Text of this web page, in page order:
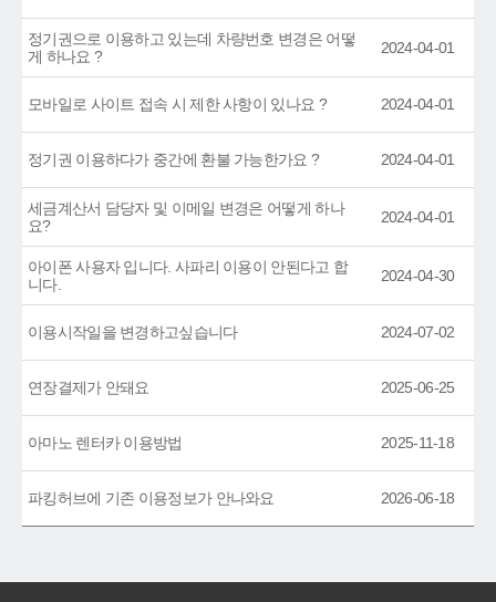
정기권으로 이용하고 있는데 차량번호 변경은 어떻
게 하나요 ?
2024-04-01
모바일로 사이트 접속 시 제한 사항이 있나요 ? 2024-04-01
정기권 이용하다가 중간에 환불 가능한가요 ? 2024-04-01
세금계산서 담당자 및 이메일 변경은 어떻게 하나
요?
2024-04-01
아이폰 사용자 입니다. 사파리 이용이 안된다고 합
니다.
2024-04-30
이용시작일을 변경하고싶습니다 2024-07-02
연장결제가 안돼요 2025-06-25
아마노 렌터카 이용방법 2025-11-18
파킹허브에 기존 이용정보가 안나와요 2026-06-18